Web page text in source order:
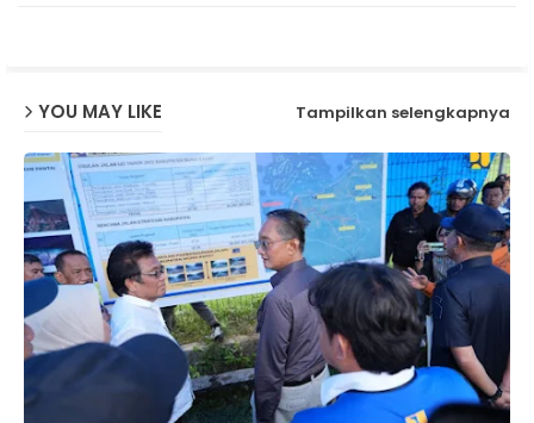
YOU MAY LIKE Tampilkan selengkapnya